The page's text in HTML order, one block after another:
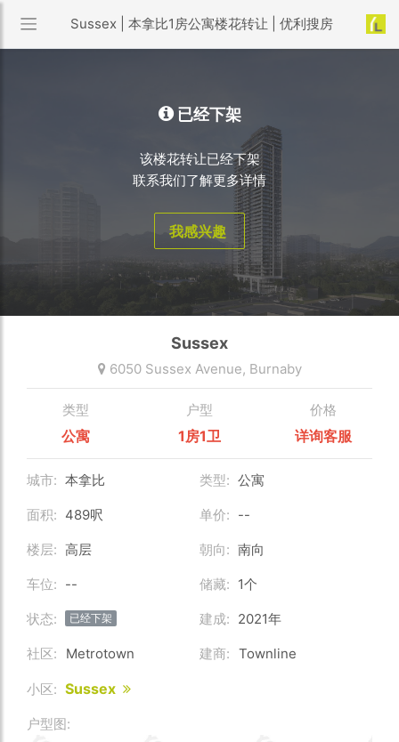
Sussex | 本拿比1房公寓楼花转让 | 优利搜房
已经下架
该楼花转让已经下架
联系我们了解更多详情
我感兴趣
Sussex
6050 Sussex Avenue, Burnaby
类型
公寓
户型
1房1卫
价格
详询客服
城市: 本拿比 类型: 公寓
面积: 489呎 单价: --
楼层: 高层 朝向: 南向
车位: -- 储藏: 1个
状态: 已经下架 建成: 2021年
社区: Metrotown 建商: Townline
小区: Sussex
户型图: